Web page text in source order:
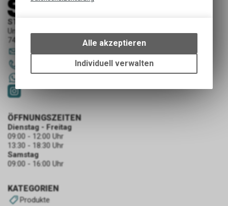
STORY Sportwerkstatt - Thusis
Unterer Rosenbühl 7
7430 Thusis
sportwerkstatt
KATEGORIEN
Produkte
ÖFFNUNGSZEITEN
Dienstag - Freitag
09:00 - 12:00 Uhr
13:30 - 18:30 Uhr
Samstag
09:00 - 16:00 Uhr
bestimmte Interaktionen und
Einstellungen auf Ihrem Gerät,
um die grundlegenden
Funktionen unseres Online-
Alle akzeptieren
Individuell verwalten